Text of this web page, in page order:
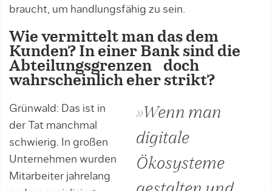
braucht, um handlungsfähig zu sein.
Wie vermittelt man das dem
Kunden? In einer Bank sind die
Abteilungsgrenzen doch
wahrscheinlich eher strikt?
»Wenn man
digitale
Ökosysteme
Grünwald: Das ist in
der Tat manchmal
schwierig. In großen
Unternehmen wurden
Mitarbeiter jahrelang